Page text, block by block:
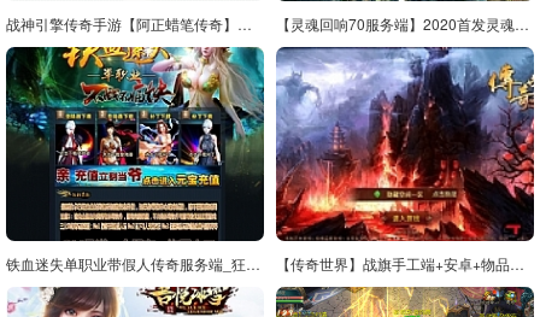
战神引擎传奇手游【阿正蜡笔传奇】最新整理Win半手工服务端+充值后台+安卓苹果双端 【灵魂回响70服务端】2020首发灵魂回响VM虚拟机镜像客户端[附简单的安装视频教程]
铁血迷失单职业带假人传奇服务端_狂暴之力_远程回收_沙城基金【Gom引擎】 【传奇世界】战旗手工端+安卓+物品后台+视频教程